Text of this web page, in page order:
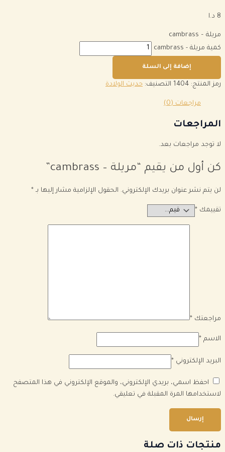
8 د.ا
مريلة – cambrass
كمية مريلة - cambrass
إضافة إلى السلة
رمز المنتج: 1404 التصنيف: حديث الولادة
مراجعات (0)
المراجعات
لا توجد مراجعات بعد.
كن أول من يقيم “مريلة – cambrass”
لن يتم نشر عنوان بريدك الإلكتروني. الحقول الإلزامية مشار إليها بـ *
تقييمك *
مراجعتك *
الاسم *
البريد الإلكتروني *
احفظ اسمي، بريدي الإلكتروني، والموقع الإلكتروني في هذا المتصفح
لاستخدامها المرة المقبلة في تعليقي.
منتجات ذات صلة